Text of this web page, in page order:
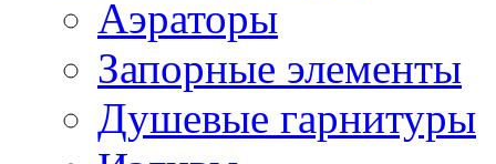
Аэраторы
Запорные элементы
Душевые гарнитуры